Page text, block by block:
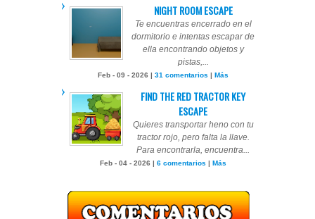
NIGHT ROOM ESCAPE
Te encuentras encerrado en el
dormitorio e intentas escapar de
ella encontrando objetos y
pistas,...
Feb - 09 - 2026 | 31 comentarios | Más
FIND THE RED TRACTOR KEY
ESCAPE
Quieres transportar heno con tu
tractor rojo, pero falta la llave.
Para encontrarla, encuentra...
Feb - 04 - 2026 | 6 comentarios | Más